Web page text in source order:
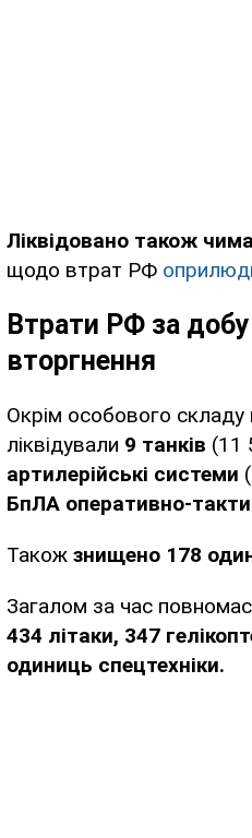
Ліквідовано також
щодо втрат РФ
Втрати РФ за
вторгнення
Окрім особового складу
ліквідували 9 танків (11
артилерійські системи
БпЛА оперативно-
Також знищено 178
Загалом за час
434 літаки, 347
одиниць спецтехніки.